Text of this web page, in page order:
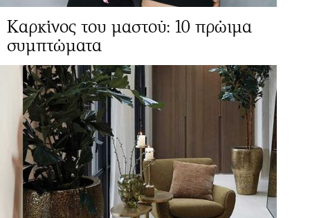
Καρκίνος του μαστού: 10 πρώιμα
συμπτώματα